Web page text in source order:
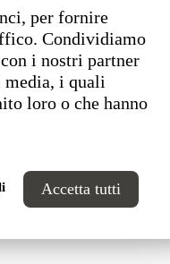
per fornire
Condividiamo
i nostri partner
media, i quali
loro o che hanno
Accetta tutti